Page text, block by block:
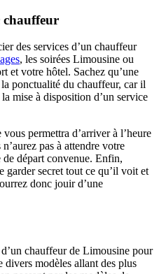
chauffeur
des services d’un chauffeur
, les soirées Limousine ou
et votre hôtel. Sachez qu’une
ponctualité du chauffeur, car il
mise à disposition d’un service
permettra d’arriver à l’heure
pas à attendre votre
de départ convenue. Enfin,
garder secret tout ce qu’il voit et
donc jouir d’une
chauffeur de Limousine pour
divers modèles allant des plus